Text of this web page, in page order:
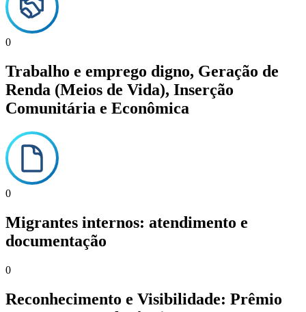
0
Trabalho e emprego digno, Geração de
Renda (Meios de Vida), Inserção
Comunitária e Econômica
0
Migrantes internos: atendimento e
documentação
0
Reconhecimento e Visibilidade: Prêmio